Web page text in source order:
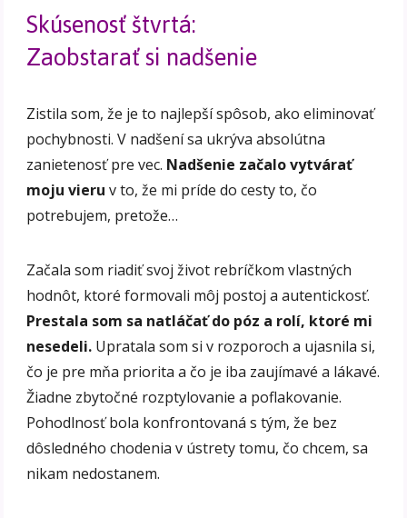
Skúsenosť štvrtá:
Zaobstarať si nadšenie
Zistila som, že je to najlepší spôsob, ako eliminovať
pochybnosti. V nadšení sa ukrýva absolútna
zanietenosť pre vec. Nadšenie začalo vytvárať
moju vieru v to, že mi príde do cesty to, čo
potrebujem, pretože…
Začala som riadiť svoj život rebríčkom vlastných
hodnôt, ktoré formovali môj postoj a autentickosť.
Prestala som sa natláčať do póz a rolí, ktoré mi
nesedeli. Upratala som si v rozporoch a ujasnila si,
čo je pre mňa priorita a čo je iba zaujímavé a lákavé.
Žiadne zbytočné rozptylovanie a poflakovanie.
Pohodlnosť bola konfrontovaná s tým, že bez
dôsledného chodenia v ústrety tomu, čo chcem, sa
nikam nedostanem.